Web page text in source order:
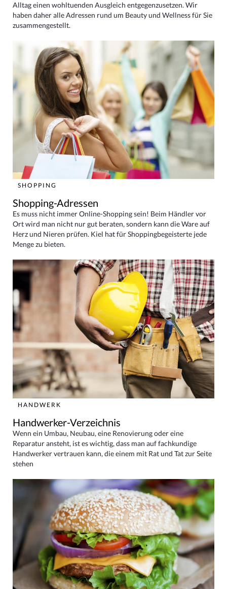
Alltag einen wohltuenden Ausgleich entgegenzusetzen. Wir
haben daher alle Adressen rund um Beauty und Wellness für Sie
zusammengestellt.
SHOPPING
Shopping-Adressen
Es muss nicht immer Online-Shopping sein! Beim Händler vor
Ort wird man nicht nur gut beraten, sondern kann die Ware auf
Herz und Nieren prüfen. Kiel hat für Shoppingbegeisterte jede
Menge zu bieten.
HANDWERK
Handwerker-Verzeichnis
Wenn ein Umbau, Neubau, eine Renovierung oder eine
Reparatur ansteht, ist es wichtig, dass man auf fachkundige
Handwerker vertrauen kann, die einem mit Rat und Tat zur Seite
stehen